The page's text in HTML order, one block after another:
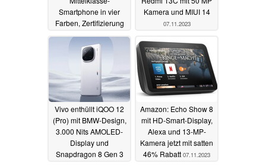
Smartphone in vier
Farben, Zertifizierung
08.11.2023
Kamera und MIUI 14
07.11.2023
Vivo enthüllt iQOO 12
(Pro) mit BMW-Design,
3.000 Nits AMOLED-
Display und
Snapdragon 8 Gen 3
Amazon: Echo Show 8
mit HD-Smart-Display,
Alexa und 13-MP-
Kamera jetzt mit satten
46% Rabatt 07.11.2023